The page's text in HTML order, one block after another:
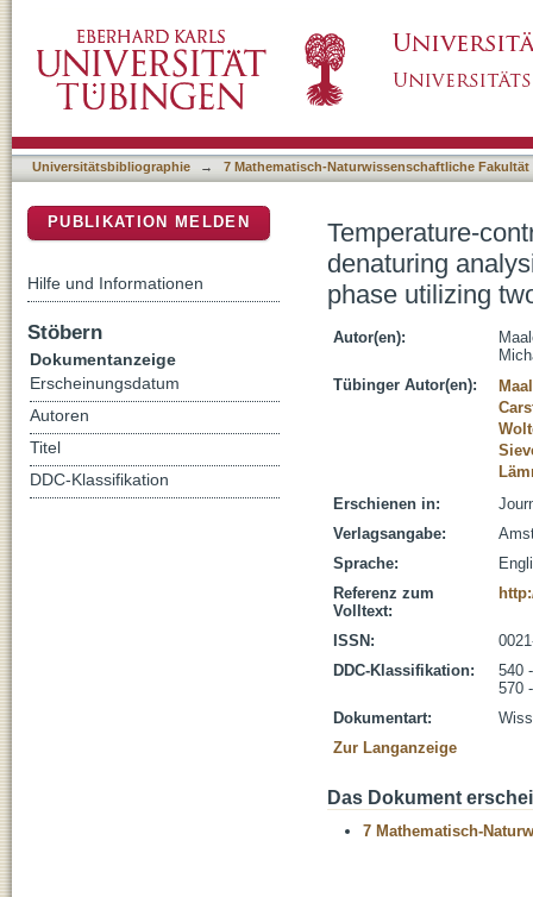
a mixed-mode SAX stationary phase
Universitätsbibliographie → 7 Mathematisch-Naturwissenschaftliche Fakultät
Temperature-
denaturing
phase utilizing
Autor(en):
Tübinger Autor(en):
Erschienen in:
Verlagsangabe:
Sprache:
Referenz zum
Volltext:
ISSN:
DDC-Klassifikation:
540
570
Dokumentart:
Zur Langanzeige
Das Dokument
7 Mathematisch-
PUBLIKATION MELDEN
Hilfe und Informationen
Stöbern
Dokumentanzeige
Erscheinungsdatum
Autoren
Titel
DDC-Klassifikation